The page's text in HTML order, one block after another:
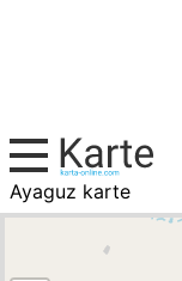
Ayaguz karte
Kasachstan,